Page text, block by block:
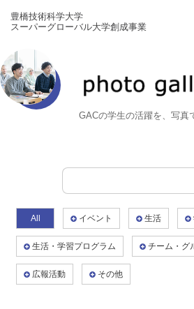
豊橋技術科学大学
スーパーグローバル大学創成事業
GACの学生の活躍を、写真
All イベント 生活
生活・学習プログラム チーム・グ
広報活動 その他